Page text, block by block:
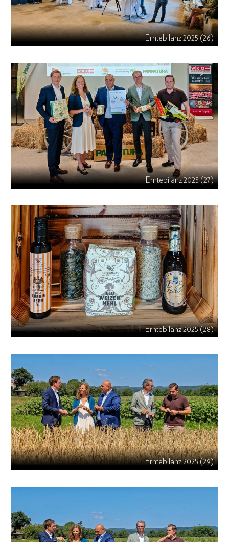
Erntebilanz 2025 (26)
Erntebilanz 2025 (27)
Erntebilanz 2025 (28)
Erntebilanz 2025 (29)